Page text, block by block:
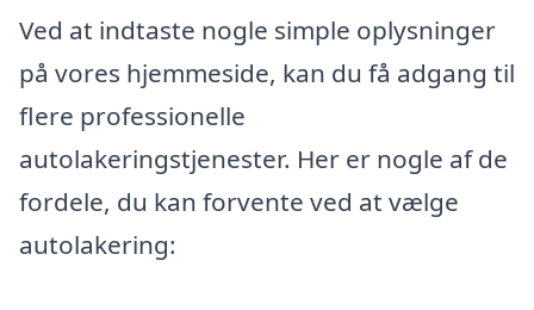
Ved at indtaste nogle simple oplysninger
på vores hjemmeside, kan du få adgang til
flere professionelle
autolakeringstjenester. Her er nogle af de
fordele, du kan forvente ved at vælge
autolakering: